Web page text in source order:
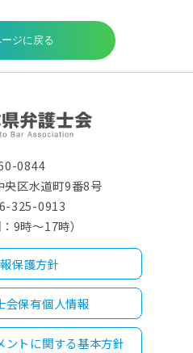
0844
央区水道町9番8号
325-0913
9時～17時）
保護方針
会保有個人情報
ントに関する基本方針